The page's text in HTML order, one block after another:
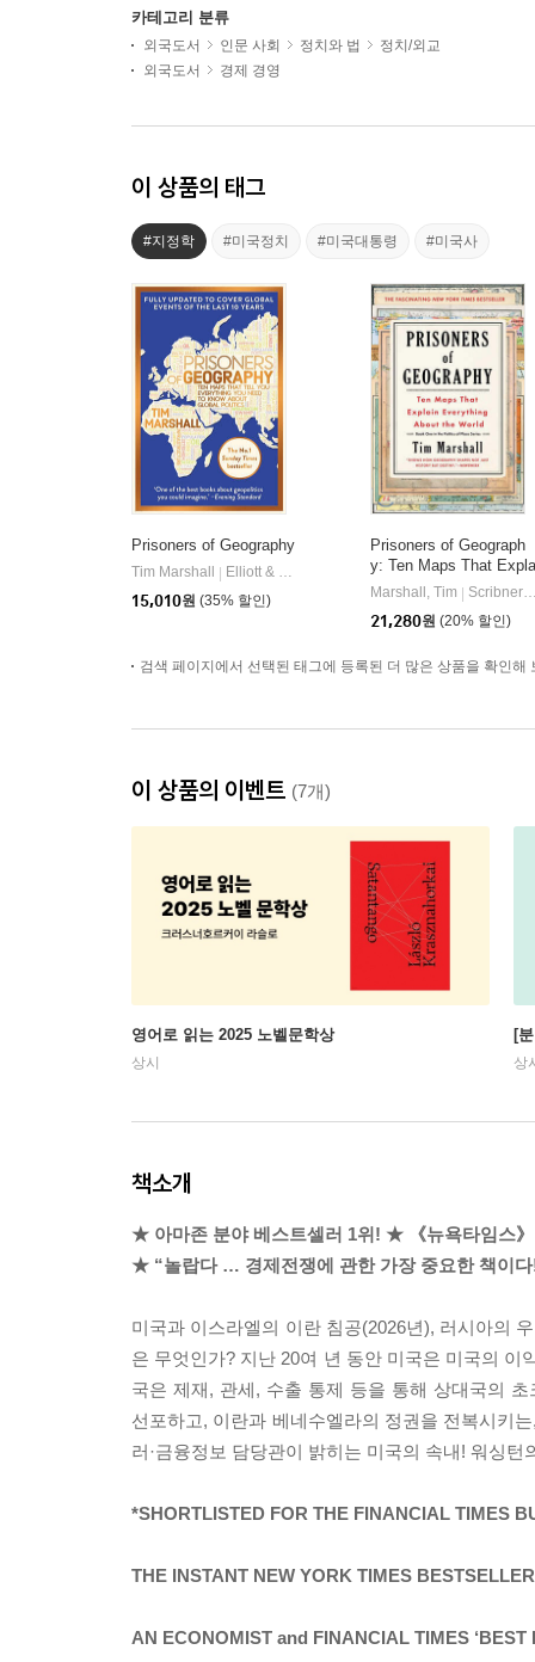
카테고리 분류
외국도서 인문 사회 정치와 법
정치/외교
외국도서
경제 경영
이 상품의 태그
#지정학 #미국정치 #미국대통령 #미국사
Prisoners of Geography
Tim Marshall
Elliott & Thompson Limited
15,010원 (35% 할인)
Prisoners of Geograph
y: Ten Maps That Expla
in Everything about the
Marshall, Tim
Scribner Book Company
21,280원 (20% 할인)
검색 페이지에서 선택된 태그에 등록된 더 많은 상품을 확인해
이 상품의 이벤트 (7개)
영어로 읽는 2025 노벨문학상
상시
[
상
책소개
★ 아마존 분야 베스트셀러 1위! ★ 《뉴욕타임스
★ “놀랍다 … 경제전쟁에 관한 가장 중요한 책이
미국과 이스라엘의 이란 침공(2026년), 러시아의
은 무엇인가? 지난 20여 년 동안 미국은 미국의
국은 제재, 관세, 수출 통제 등을 통해 상대국의
선포하고, 이란과 베네수엘라의 정권을 전복시키
러·금융정보 담당관이 밝히는 미국의 속내! 워싱
*SHORTLISTED FOR THE FINANCIAL TIMES
THE INSTANT NEW YORK TIMES BESTSELLER
AN ECONOMIST and FINANCIAL TIMES ‘BEST